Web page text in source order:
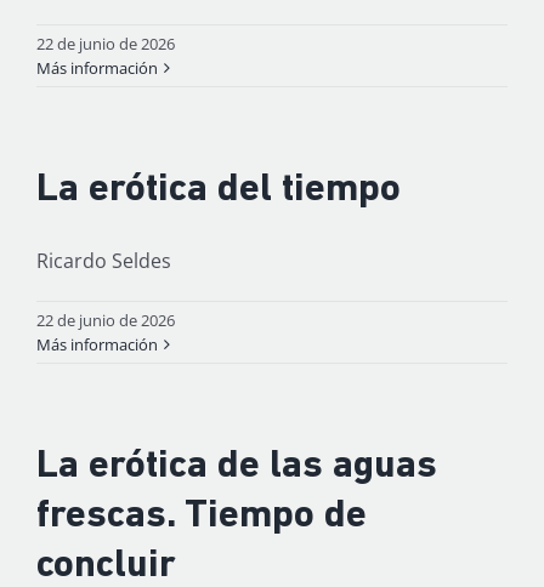
22 de junio de 2026
Más información
La erótica del tiempo
Ricardo Seldes
22 de junio de 2026
Más información
La erótica de las aguas
frescas. Tiempo de
concluir